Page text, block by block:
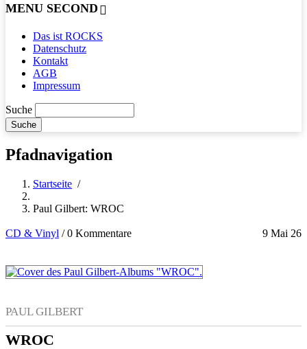
MENU SECOND
Das ist ROCKS
Datenschutz
Kontakt
AGB
Impressum
Suche
Pfadnavigation
Startseite /
Paul Gilbert: WROC
CD & Vinyl 9 Mai 26
/0 Kommentare
PAUL GILBERT
WROC